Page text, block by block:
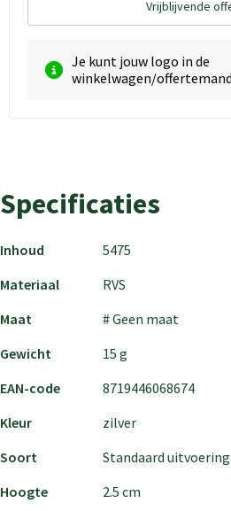
Vrijblijvende
Je kunt jouw logo in de
winkelwagen/
Specificaties
Inhoud
5475
Materiaal
RVS
Maat
# Geen maat
Gewicht
15 g
EAN-code
8719446068674
Kleur
zilver
Soort
Standaard uitvoering
Hoogte
2.5 cm